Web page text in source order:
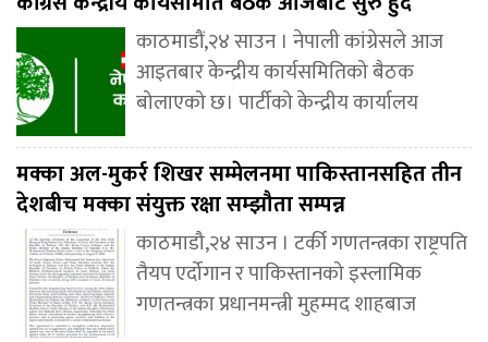
काठमाडौं,२४ साउन । नेपाली कांग्रेसले आज
आइतबार केन्द्रीय कार्यसमितिको बैठक
बोलाएको छ। पार्टीको केन्द्रीय कार्यालय
मक्का अल-मुकर्र शिखर सम्मेलनमा पाकिस्तानसहित तीन
देशबीच मक्का संयुक्त रक्षा सम्झौता सम्पन्न
काठमाडौ,२४ साउन । टर्की गणतन्त्रका राष्ट्रपति
तैयप एर्दोगान र पाकिस्तानको इस्लामिक
गणतन्त्रका प्रधानमन्त्री मुहम्मद शाहबाज